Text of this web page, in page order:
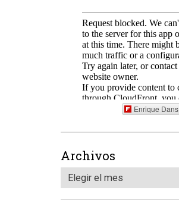
Enrique Dans
Archivos
Elegir el mes